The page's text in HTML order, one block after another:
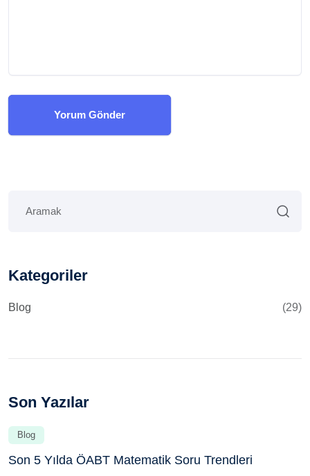
Yorum Gönder
Kategoriler
Blog (29)
Son Yazılar
Blog
Son 5 Yılda ÖABT Matematik Soru Trendleri